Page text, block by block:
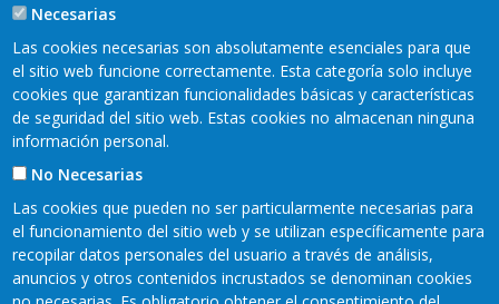
Necesarias
Las cookies necesarias son absolutamente esenciales para que
el sitio web funcione correctamente. Esta categoría solo incluye
cookies que garantizan funcionalidades básicas y características
de seguridad del sitio web. Estas cookies no almacenan ninguna
información personal.
No Necesarias
Las cookies que pueden no ser particularmente necesarias para
el funcionamiento del sitio web y se utilizan específicamente para
recopilar datos personales del usuario a través de análisis,
anuncios y otros contenidos incrustados se denominan cookies